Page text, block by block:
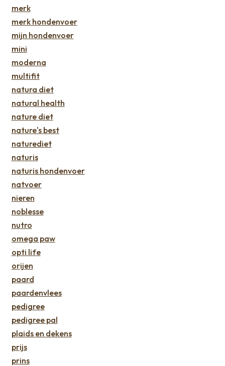
merk
merk hondenvoer
mijn hondenvoer
mini
moderna
multifit
natura diet
natural health
nature diet
nature's best
naturediet
naturis
naturis hondenvoer
natvoer
nieren
noblesse
nutro
omega paw
opti life
orijen
paard
paardenvlees
pedigree
pedigree pal
plaids en dekens
prijs
prins